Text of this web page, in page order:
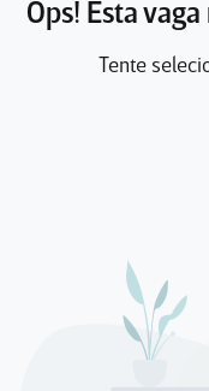
Ops! Esta
Tente